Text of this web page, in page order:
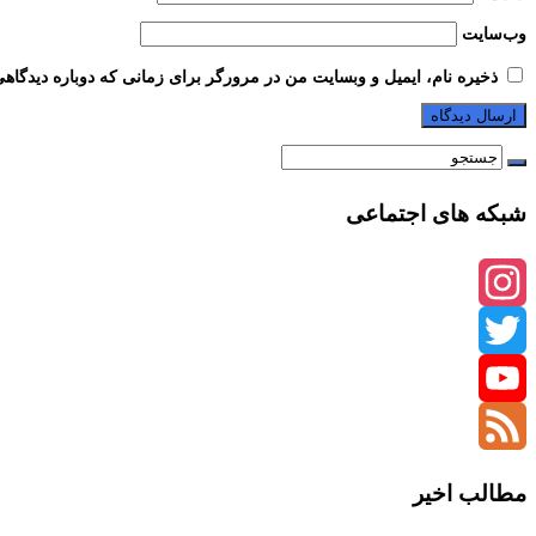
وب‌سایت
ذخیره نام، ایمیل و وبسایت من در مرورگر برای زمانی که دوباره
شبکه های اجتماعی
Instagram
Twitter
YouTube
مطالب اخیر